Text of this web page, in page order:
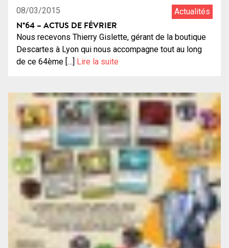
08/03/2015 Actualités
N°64 – ACTUS DE FÉVRIER
Nous recevons Thierry Gislette, gérant de la boutique
Descartes à Lyon qui nous accompagne tout au long
de ce 64ème […] Lire la suite